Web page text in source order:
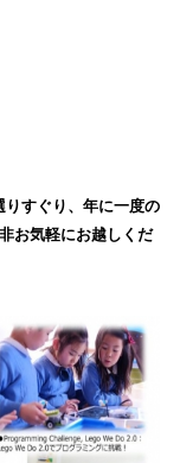
すぐり、年に一度の
お気軽にお越しくだ